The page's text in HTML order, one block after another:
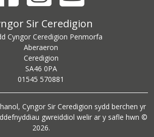
addressSir Ceredigion
Cyngor Ceredigion Penmorfa
Aberaeron
Ceredigion
SA46 0PA
call centre phone number
01545 570881
Cyngor Sir Ceredigion sydd berchen yr
gwreiddiol welir ar y safle hwn ©
2026.